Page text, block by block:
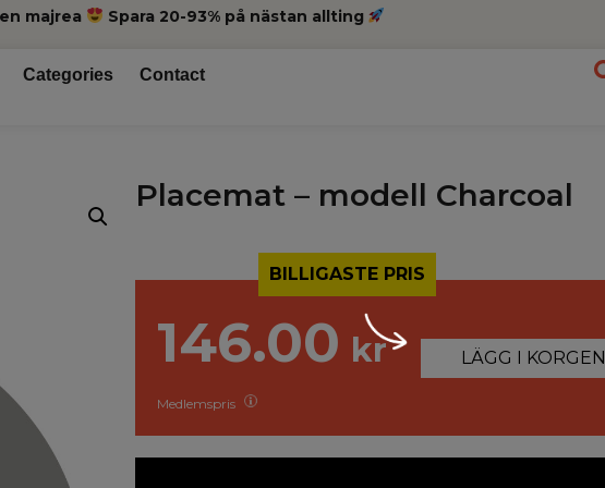
majrea Spara 20-93% på nästan allting
Categories Contact
Placemat – modell Charcoal
BILLIGASTE PRIS
146.00 kr
Medlemspris
LÄGG I KORGEN